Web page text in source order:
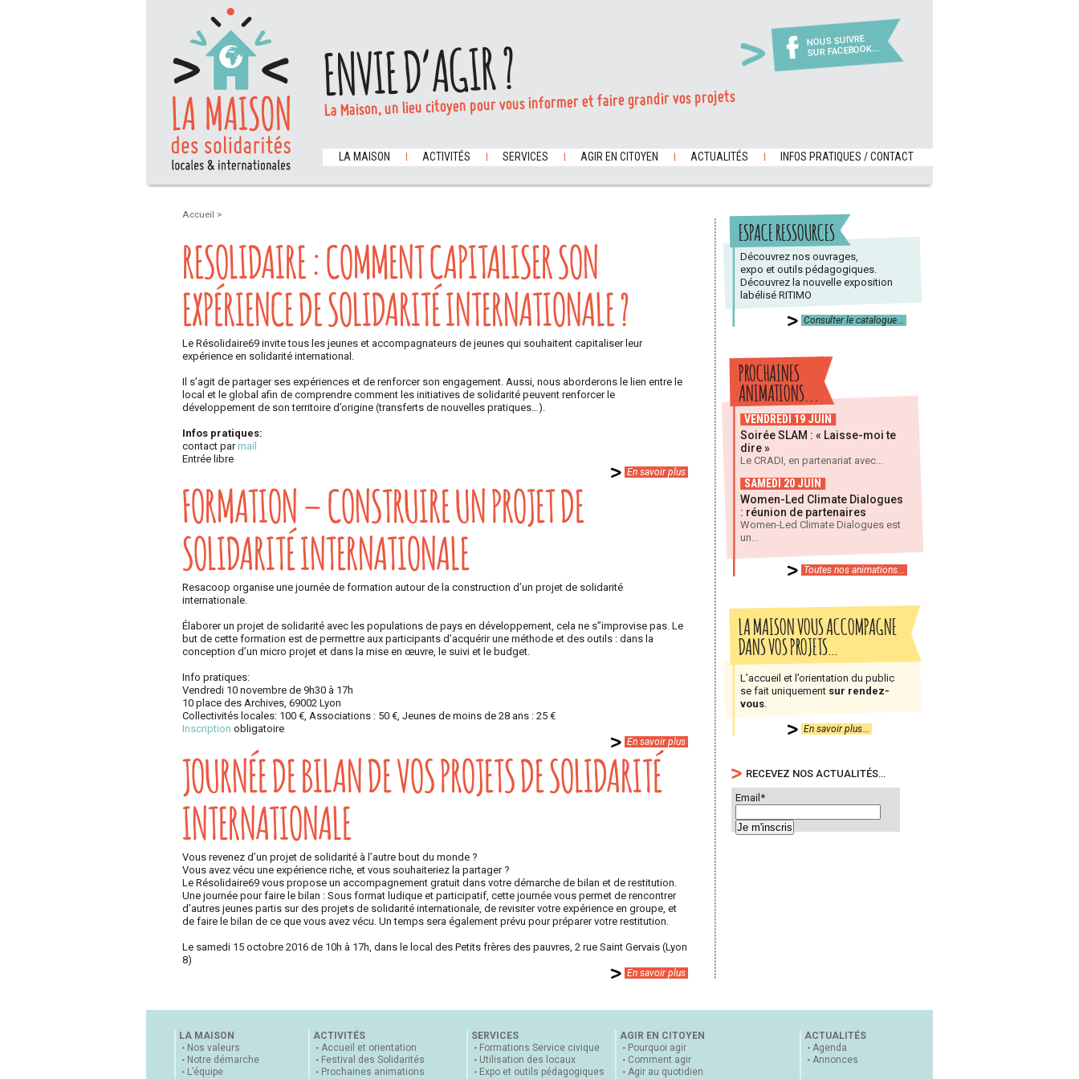
NOUS SUIVRE
SUR FACEBOOK...
ENVIE D’AGIR ?
La Maison, un lieu citoyen pour vous informer et faire grandir vos projets
LA MAISON ACTIVITÉS SERVICES AGIR EN CITOYEN ACTUALITÉS INFOS PRATIQUES / CONTACT
Accueil >
RESOLIDAIRE : COMMENT CAPITALISER SON
EXPÉRIENCE DE SOLIDARITÉ INTERNATIONALE ?
Le Résolidaire69 invite tous les jeunes et accompagnateurs de jeunes qui souhaitent capitaliser leur
expérience en solidarité international.
Il s’agit de partager ses expériences et de renforcer son engagement. Aussi, nous aborderons le lien entre le
local et le global afin de comprendre comment les initiatives de solidarité peuvent renforcer le
développement de son territoire d’origine (transferts de nouvelles pratiques…).
Infos pratiques:
contact parmail
Entrée libre
En savoir plus
FORMATION – CONSTRUIRE UN PROJET DE
SOLIDARITÉ INTERNATIONALE
Resacoop organise une journée de formation autour de la construction d’un projet de solidarité
internationale.
Élaborer un projet de solidarité avec les populations de pays en développement, cela ne s’’improvise pas. Le
but de cette formation est de permettre aux participants d’acquérir une méthode et des outils : dans la
conception d’un micro projet et dans la mise en œuvre, le suivi et le budget.
Info pratiques:
Vendredi 10 novembre de 9h30 à 17h
10 place des Archives, 69002 Lyon
Collectivités locales: 100 €, Associations : 50 €, Jeunes de moins de 28 ans : 25 €
Inscription obligatoire
En savoir plus
JOURNÉE DE BILAN DE VOS PROJETS DE SOLIDARITÉ
INTERNATIONALE
Vous revenez d’un projet de solidarité à l’autre bout du monde ?
Vous avez vécu une expérience riche, et vous souhaiteriez la partager ?
Le Résolidaire69 vous propose un accompagnement gratuit dans votre démarche de bilan et de restitution.
Une journée pour faire le bilan : Sous format ludique et participatif, cette journée vous permet de rencontrer
d’autres jeunes partis sur des projets de solidarité internationale, de revisiter votre expérience en groupe, et
de faire le bilan de ce que vous avez vécu. Un temps sera également prévu pour préparer votre restitution.
Le samedi 15 octobre 2016 de 10h à 17h, dans le local des Petits frères des pauvres, 2 rue Saint Gervais (Lyon
8)
En savoir plus
ESPACE RESSOURCES
Découvrez nos ouvrages,
expo et outils pédagogiques.
Découvrez la nouvelle exposition
labélisé RITIMO
Consulter le catalogue...
PROCHAINES
ANIMATIONS...
VENDREDI 19 JUIN
Soirée SLAM : « Laisse-moi te
dire »
Le CRADI, en partenariat avec...
SAMEDI 20 JUIN
Women-Led Climate Dialogues
: réunion de partenaires
Women-Led Climate Dialogues est
un...
Toutes nos animations...
LA MAISON VOUS ACCOMPAGNE
DANS VOS PROJETS…
L’accueil et l’orientation du public
se fait uniquement sur rendez-
vous
En savoir plus...
RECEVEZ NOS ACTUALITÉS…
Email*
LA MAISON
Nos valeurs
Notre démarche
L’équipe
ACTIVITÉS
Accueil et orientation
Festival des Solidarités
Prochaines animations
SERVICES
Formations Service civique
Utilisation des locaux
Expo et outils pédagogiques
AGIR EN CITOYEN
Pourquoi agir
Comment agir
Agir au quotidien
ACTUALITÉS
Agenda
Annonces